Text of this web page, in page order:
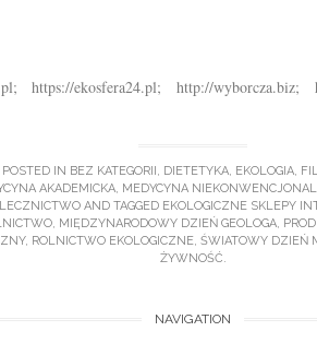
https://ekosfera24.pl; http://wyborcza.biz;
IN BEZ KATEGORII, DIETETYKA, EKOLOGIA,
AKADEMICKA, MEDYCYNA
AND TAGGED EKOLOGICZNE SKLEPY
, MIĘDZYNARODOWY DZIEŃ GEOLOGA,
, ROLNICTWO EKOLOGICZNE, ŚWIATOWY DZIEŃ
ŻYWNOŚĆ.
NAVIGATION